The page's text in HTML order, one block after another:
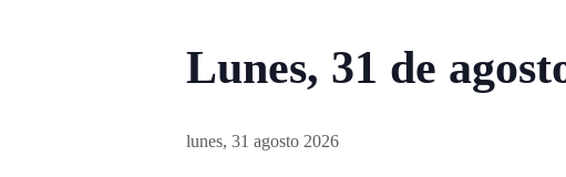
Lunes, 31 de
lunes, 31 agosto 2026